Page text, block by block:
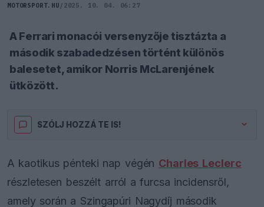
MOTORSPORT.HU / 2025. 10. 04. 06:27
A Ferrari monacói versenyzője tisztázta a
második szabadedzésen történt különös
balesetet, amikor Norris McLarenjének
ütközött.
SZÓLJ HOZZÁ TE IS!
A kaotikus pénteki nap végén Charles Leclerc
részletesen beszélt arról a furcsa incidensről,
amely során a Szingapúri Nagydíj második